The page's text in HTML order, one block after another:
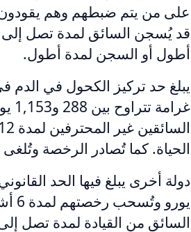
على من يتم ضبطهم وهم
قد يُسجن السائق لمدة تصل إلى
أطول أو السجن لمدة أطول.
الحياة. كما تُصادر الرخصة
دولة أخرى يبلغ فيها الحد القانوني 0.05٪